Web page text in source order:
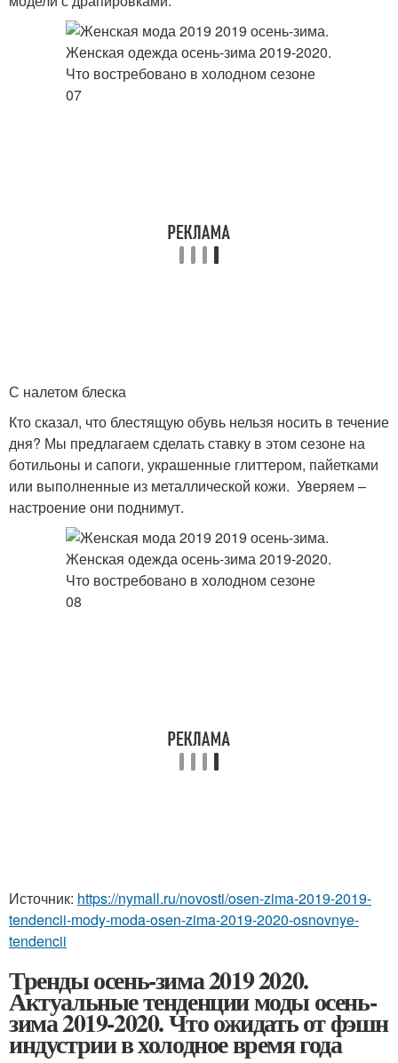
С налетом блеска
Кто сказал, что блестящую обувь нельзя носить в течение
дня? Мы предлагаем сделать ставку в этом сезоне на
ботильоны и сапоги, украшенные глиттером, пайетками
или выполненные из металлической кожи. Уверяем –
настроение они поднимут.
Источник: https://nymall.ru/novosti/osen-zima-2019-2019-
tendencii-mody-moda-osen-zima-2019-2020-osnovnye-
tendencii
Тренды осень-зима 2019 2020.
Актуальные тенденции моды осень-
зима 2019-2020. Что ожидать от фэшн
индустрии в холодное время года